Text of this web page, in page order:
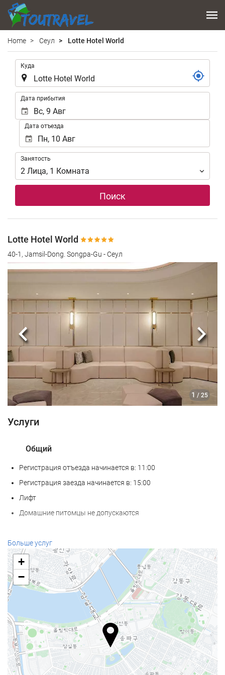
Home Сеул Lotte Hotel World
Куда
Дата прибытия
Дата отъезда
Занятость
Занятость
2 Лица, 1 Комната
Поиск
Lotte Hotel World
40-1, Jamsil-Dong. Songpa-Gu - Сеул
1 / 25
Предыдущий
Услуги
Общий
Регистрация отъезда начинается в: 11:00
Регистрация заезда начинается в: 15:00
Лифт
Домашние питомцы не допускаются
Ресторан à la carte
Бар
Кофейня на территории
Круглосуточная стойка регистрации
Камера хранения багажа
Больше услуг
+
−